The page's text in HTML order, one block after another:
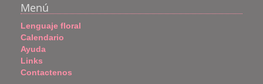
Menú
Lenguaje floral
Calendario
Ayuda
Links
Contactenos